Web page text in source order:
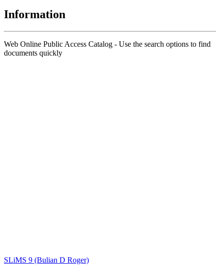
Information
Web Online Public Access Catalog - Use the search options to find
documents quickly
SLiMS 9 (Bulian D Roger)